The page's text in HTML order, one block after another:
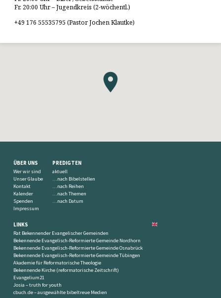
Fr. 20:00 Uhr – Jugendkreis (2-wöchentl.)
+49 176 55535795 (Pastor Jochen Klautke)
ÜBER UNS
Wer wir sind
Unser Glaube
Kontakt
Kalender
Spenden
Impressum
PREDIGTEN
aktuell
…nach Bibelstellen
…nach Reihen
…nach Themen
…nach Datum
LINKS
Rat Bekennender Evangelischer Gemeinden
Bekennende Evangelisch-Reformierte Gemeinde Nordhorn
Bekennende Evangelisch-Reformierte Gemeinde Osnabrück
Bekennende Evangelisch-Reformierte Gemeinde Tübingen
Akademie für Reformatorische Theologie
Bekennende Kirche (reformatorische Zeitschrift)
Evangelium21
Josia – truth for youth
cbuch.de – ausgewählte bibeltreue Medien